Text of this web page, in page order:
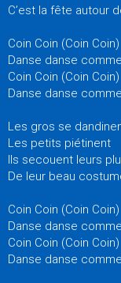
C’est la fête autour
Coin Coin (Coin Coin)
Danse danse
Coin Coin (Coin Coin)
Danse danse
Les gros se
Les petits piétinent
Ils secouent leurs
De leur beau
Coin Coin (Coin Coin)
Danse danse
Coin Coin (Coin Coin)
Danse danse